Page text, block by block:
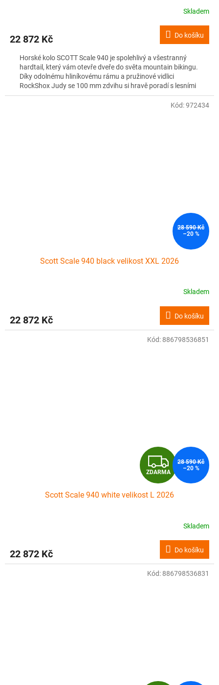
Skladem
22 872 Kč Do košíku
Horské kolo SCOTT Scale 940 je spolehlivý a všestranný
hardtail, který vám otevře dveře do světa mountain bikingu.
Díky odolnému hliníkovému rámu a pružinové vidlici
RockShox Judy se 100 mm zdvihu si hravě poradí s lesními
cestami i lehkými traily a poskytne vám potřebné pohodlí.
28 590 Kč
–20 %
Scott Scale 940 black velikost XXL 2026
Skladem
22 872 Kč Do košíku
Kód:972434
Z
D
A
M
A
ZDARMA
28 590 Kč
–20 %
Scott Scale 940 white velikost L 2026
Skladem
22 872 Kč Do košíku
Kód: 886798536851
Kód: 886798536831